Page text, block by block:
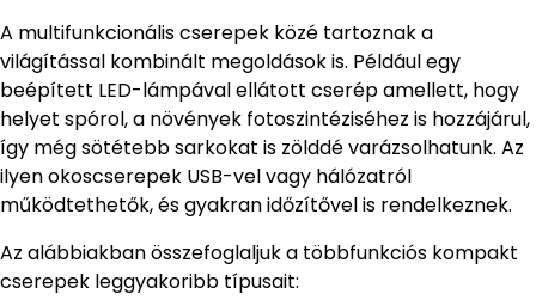
A multifunkcionális cserepek közé tartoznak a
világítással kombinált megoldások is. Például egy
beépített LED-lámpával ellátott cserép amellett, hogy
helyet spórol, a növények fotoszintéziséhez is hozzájárul,
így még sötétebb sarkokat is zölddé varázsolhatunk. Az
ilyen okoscserepek USB-vel vagy hálózatról
működtethetők, és gyakran időzítővel is rendelkeznek.
Az alábbiakban összefoglaljuk a többfunkciós kompakt
cserepek leggyakoribb típusait: